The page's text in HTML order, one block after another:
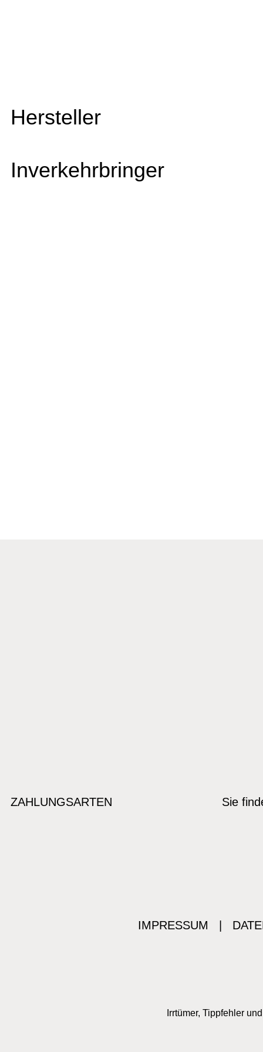
Hersteller
Inverkehrbringer
ZAHLUNGSARTEN Sie
IMPRESSUM
Irrtümer, Tippfehler